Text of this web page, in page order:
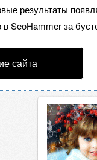
результаты
вSeoHammerза
сайта